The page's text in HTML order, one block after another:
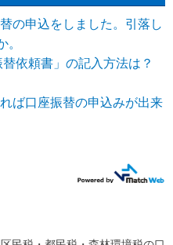
の申込をしました。引落し
。
依頼書」の記入方法は？
ば口座振替の申込みが出来